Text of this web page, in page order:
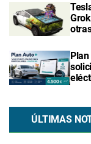
ÚLTIMAS